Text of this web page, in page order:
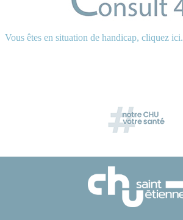
Vous êtes en situation de handicap, cliquez ici.